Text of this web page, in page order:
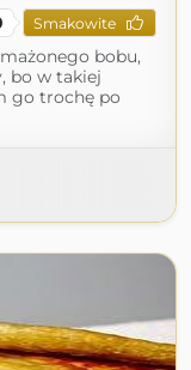
Smakowite
bobu,
bo w takiej
go trochę po